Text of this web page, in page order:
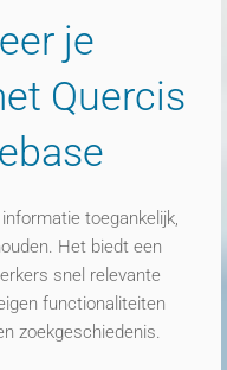
je
Quercis
toegankelijk,
Het biedt een
snel relevante
functionaliteiten
zoekgeschiedenis.